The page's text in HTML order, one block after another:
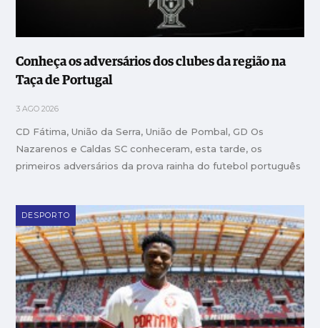
Conheça os adversários dos clubes da região na
Taça de Portugal
3 AGO 2026
CD Fátima, União da Serra, União de Pombal, GD Os
Nazarenos e Caldas SC conheceram, esta tarde, os
primeiros adversários da prova rainha do futebol português
DESPORTO